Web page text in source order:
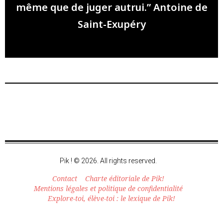
même que de juger autrui.” Antoine de
Saint-Exupéry
Pik ! © 2026. All rights reserved.
Contact
Charte éditoriale de Pik!
Mentions légales et politique de confidentialité
Explore-toi, élève-toi : le lexique de Pik!